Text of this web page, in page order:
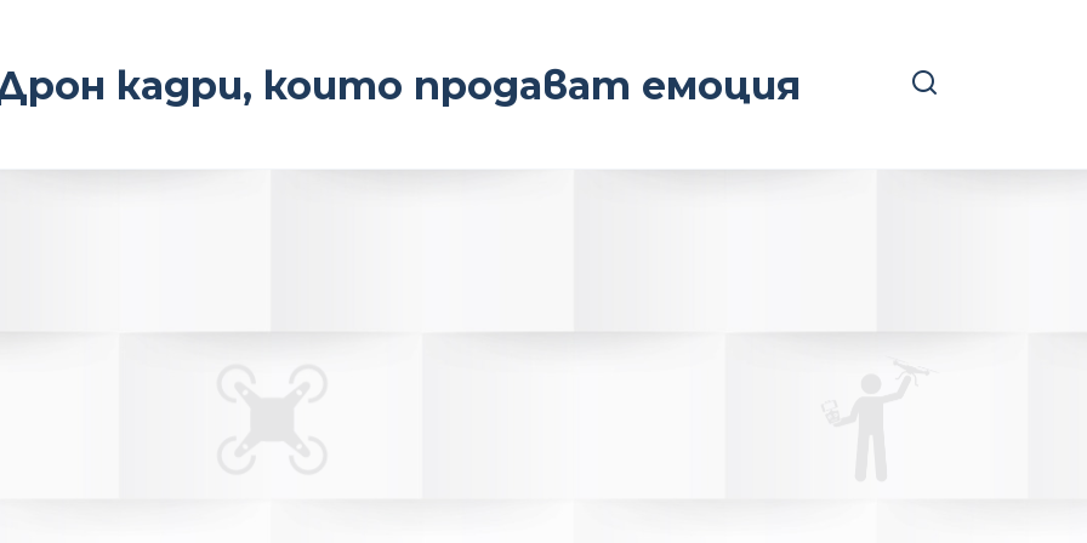
кадри, които продават емоция